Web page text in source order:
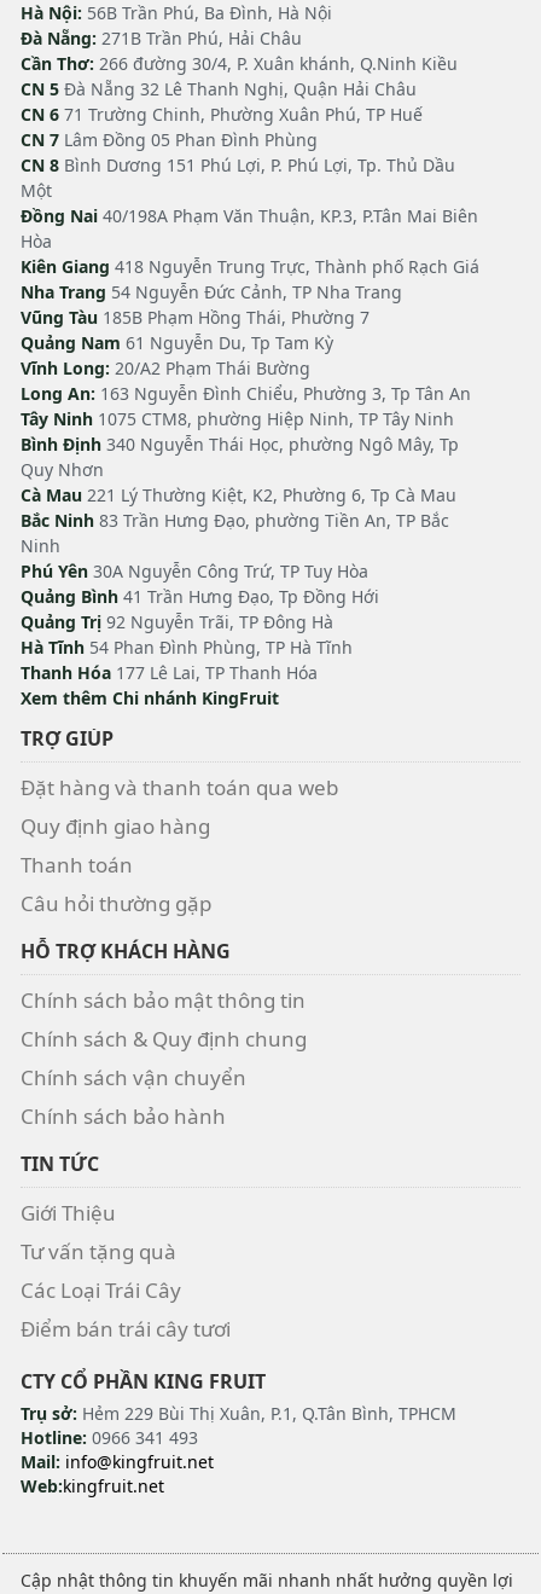
Hà Nội: 56B Trần Phú, Ba Đình, Hà Nội
Đà Nẵng: 271B Trần Phú, Hải Châu
Cần Thơ: 266 đường 30/4, P. Xuân khánh, Q.Ninh Kiều
CN 5 Đà Nẵng 32 Lê Thanh Nghị, Quận Hải Châu
CN 6 71 Trường Chinh, Phường Xuân Phú, TP Huế
CN 7 Lâm Đồng 05 Phan Đình Phùng
CN 8 Bình Dương 151 Phú Lợi, P. Phú Lợi, Tp. Thủ Dầu
Một
Đồng Nai 40/198A Phạm Văn Thuận, KP.3, P.Tân Mai Biên
Hòa
Kiên Giang 418 Nguyễn Trung Trực, Thành phố Rạch Giá
Nha Trang 54 Nguyễn Đức Cảnh, TP Nha Trang
Vũng Tàu 185B Phạm Hồng Thái, Phường 7
Quảng Nam 61 Nguyễn Du, Tp Tam Kỳ
Vĩnh Long: 20/A2 Phạm Thái Bường
Long An: 163 Nguyễn Đình Chiểu, Phường 3, Tp Tân An
Tây Ninh 1075 CTM8, phường Hiệp Ninh, TP Tây Ninh
Bình Định 340 Nguyễn Thái Học, phường Ngô Mây, Tp
Quy Nhơn
Cà Mau 221 Lý Thường Kiệt, K2, Phường 6, Tp Cà Mau
Bắc Ninh 83 Trần Hưng Đạo, phường Tiền An, TP Bắc
Ninh
Phú Yên 30A Nguyễn Công Trứ, TP Tuy Hòa
Quảng Bình 41 Trần Hưng Đạo, Tp Đồng Hới
Quảng Trị 92 Nguyễn Trãi, TP Đông Hà
Hà Tĩnh 54 Phan Đình Phùng, TP Hà Tĩnh
Thanh Hóa 177 Lê Lai, TP Thanh Hóa
Xem thêm Chi nhánh KingFruit
TRỢ GIÚP
Đặt hàng và thanh toán qua web
Quy định giao hàng
Thanh toán
Câu hỏi thường gặp
HỖ TRỢ KHÁCH HÀNG
Chính sách bảo mật thông tin
Chính sách & Quy định chung
Chính sách vận chuyển
Chính sách bảo hành
TIN TỨC
Giới Thiệu
Tư vấn tặng quà
Các Loại Trái Cây
Điểm bán trái cây tươi
CTY CỔ PHẦN KING FRUIT
Trụ sở: Hẻm 229 Bùi Thị Xuân, P.1, Q.Tân Bình, TPHCM
Hotline: 0966 341 493
Mail: info@kingfruit.net
Web:kingfruit.net
Cập nhật thông tin khuyến mãi nhanh nhất hưởng quyền lợi